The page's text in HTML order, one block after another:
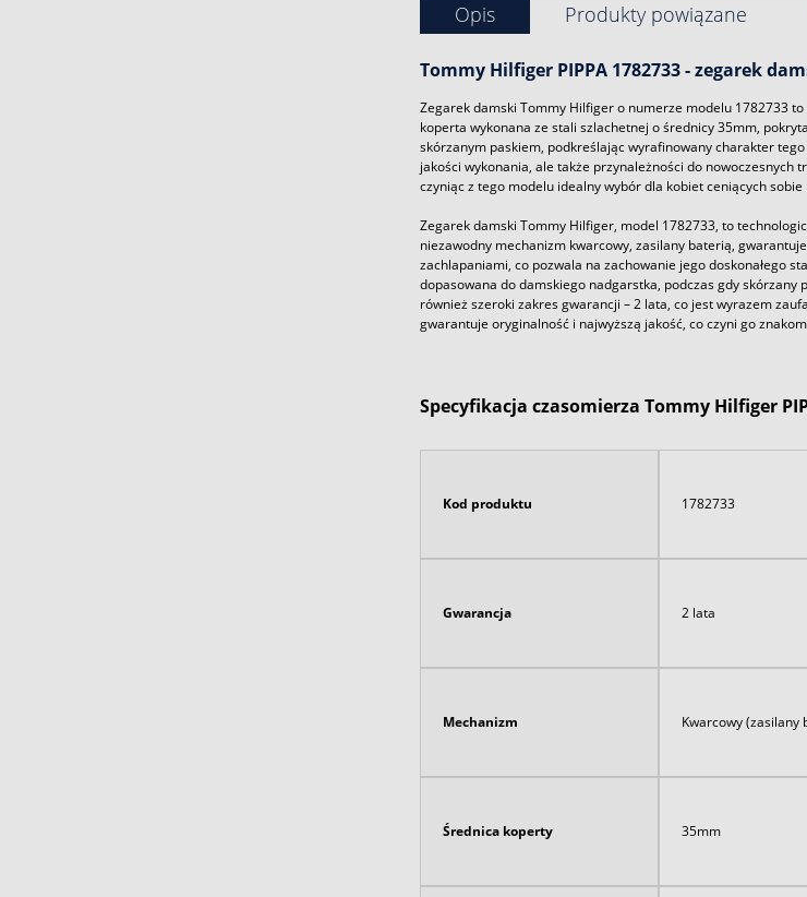
Opis Produkty powiązane
Tommy Hilfiger PIPPA 1782733 -zegarek
Zegarek damski Tommy Hilfiger o numerze modelu 1782733 to
koperta wykonana ze stali szlachetnej o średnicy 35mm,
skórzanym paskiem, podkreślając wyrafinowany charakter
jakości wykonania, ale także przynależności do nowoczesnych
czyniąc z tego modelu idealny wybór dla kobiet ceniących sobie
Zegarek damski Tommy Hilfiger, model 1782733, to
niezawodny mechanizm kwarcowy, zasilany baterią,
zachlapaniami, co pozwala na zachowanie jego doskonałego
dopasowana do damskiego nadgarstka, podczas gdy
również szeroki zakres gwarancji – 2 lata, co jest wyrazem
gwarantuje oryginalność i najwyższą jakość, co czyni go
Specyfikacja czasomierza Tommy Hilfiger
Kod produktu 1782733
Gwarancja 2 lata
Mechanizm Kwarcowy (zasilany
Średnica koperty 35mm